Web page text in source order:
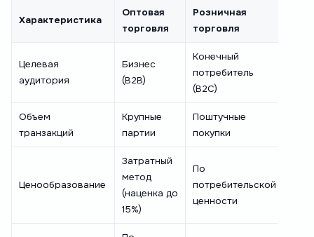
Характеристика
Оптовая
торговля
Розничная
торговля
Целевая
аудитория
Бизнес
(B2B)
Конечный
потребитель
(B2C)
Объем
транзакций
Крупные
партии
Поштучные
покупки
Ценообразование
Затратный
метод
(наценка до
15%)
По
потребительской
ценности